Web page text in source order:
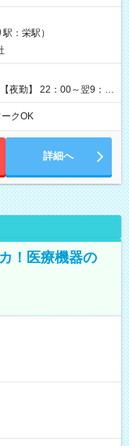
る部分があります。 雇
給 1,550円以上
：栄駅）
夜勤】 22：00～翌9：
※上記の時間
勤務となります）
クOK
詳細へ
！医療機器の